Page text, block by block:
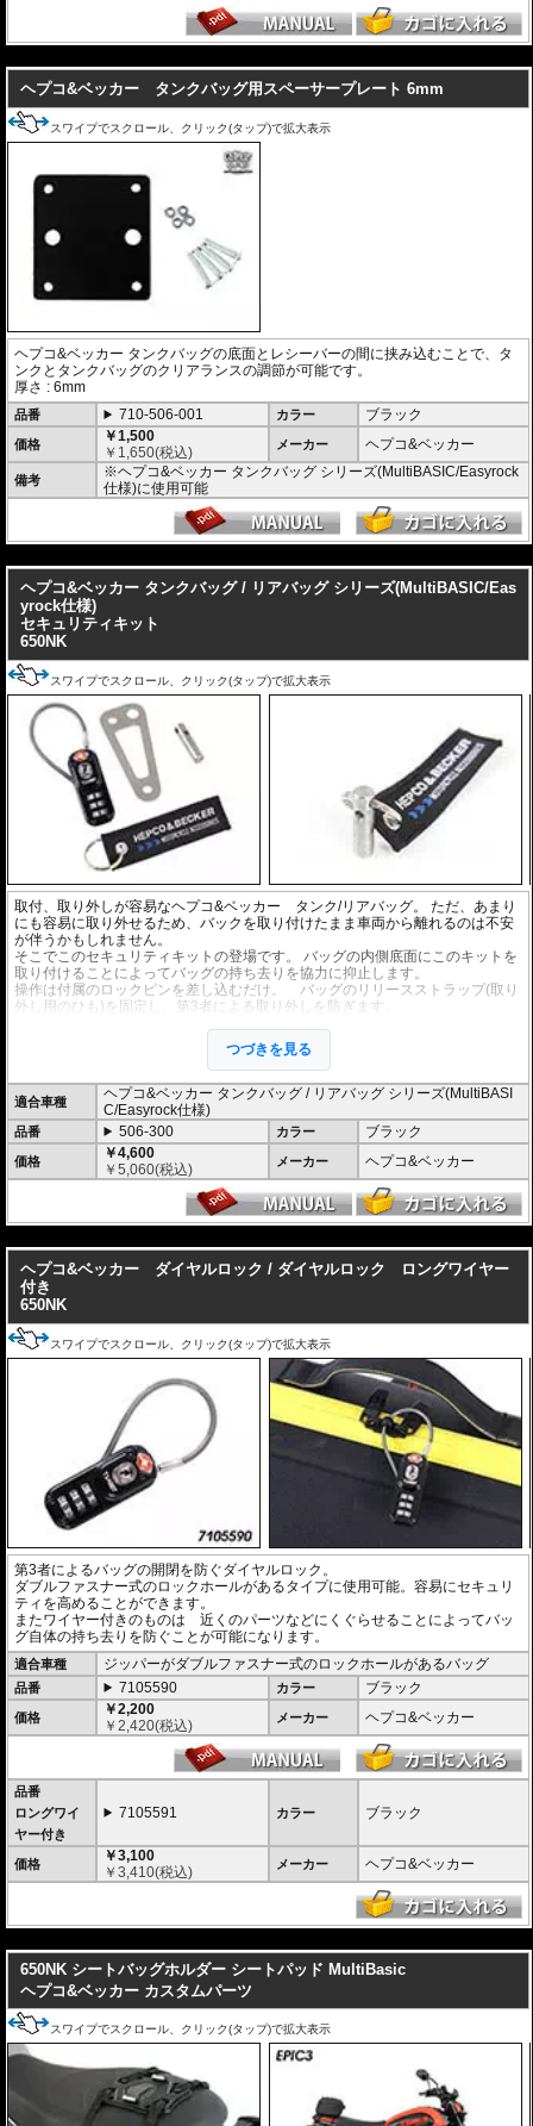
ヘプコ&ベッカー タンクバッグ用スペーサープレート 6mm
スワイプでスクロール、クリック(タップ)で拡大表示
ヘプコ&ベッカー タンクバッグの底面とレシーバーの間に挟み込むことで、タ
ンクとタンクバッグのクリアランスの調節が可能です。
厚さ : 6mm
品番 710-506-001 カラー ブラック
価格
￥1,500
￥ 1,650(税込) メーカー ヘプコ&ベッカー
備考
※ヘプコ&ベッカー タンクバッグ シリーズ(MultiBASIC/Easyrock
仕様)に使用可能
ヘプコ&ベッカー タンクバッグ / リアバッグ シリーズ(MultiBASIC/Eas
yrock仕様)
セキュリティキット
650NK
スワイプでスクロール、クリック(タップ)で拡大表示
取付、取り外しが容易なヘプコ&ベッカー タンク/リアバッグ。 ただ、あまり
にも容易に取り外せるため、バックを取り付けたまま車両から離れるのは不安
が伴うかもしれません。
そこでこのセキュリティキットの登場です。 バッグの内側底面にこのキットを
取り付けることによってバッグの持ち去りを協力に抑止します。
操作は付属のロックピンを差し込むだけ。 バッグのリリースストラップ(取り
外し用のひも)を固定し、第3者による取り外しを防ぎます。
ックピンに触れることもできません。
つづきを見る
適合車種
ヘプコ&ベッカー タンクバッグ / リアバッグ シリーズ(MultiBASI
C/Easyrock仕様)
品番 506-300 カラー ブラック
価格
￥4,600
￥5,060(税込) メーカー ヘプコ&ベッカー
ヘプコ&ベッカー ダイヤルロック / ダイヤルロック ロングワイヤー
付き
650NK
スワイプでスクロール、クリック(タップ)で拡大表示
第3者によるバッグの開閉を防ぐダイヤルロック。
ダブルファスナー式のロックホールがあるタイプに使用可能。容易にセキュリ
ティを高めることができます。
またワイヤー付きのものは 近くのパーツなどにくぐらせることによってバッ
グ自体の持ち去りを防ぐことが可能になります。
適合車種 ジッパーがダブルファスナー式のロックホールがあるバッグ
品番 7105590 カラー ブラック
価格
￥2,200
￥2,420(税込) メーカー ヘプコ&ベッカー
品番
ロングワイ
ヤー付き
7105591 カラー ブラック
価格
￥3,100
￥3,410(税込) メーカー ヘプコ&ベッカー
650NK シートバッグホルダー シートパッド MultiBasic
ヘプコ&ベッカー カスタムパーツ
スワイプでスクロール、クリック(タップ)で拡大表示